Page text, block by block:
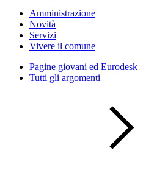
Amministrazione
Novità
Servizi
Vivere il comune
Pagine giovani ed Eurodesk
Tutti gli argomenti